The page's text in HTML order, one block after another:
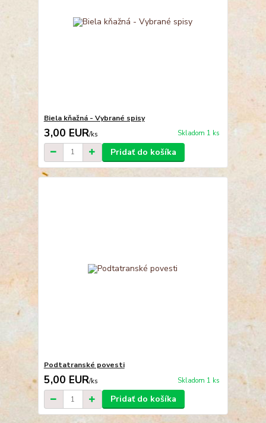
Biela kňažná - Vybrané spisy
3,00 EUR/ks Skladom 1 ks
Pridať do košíka
Podtatranské povesti
5,00 EUR/ks Skladom 1 ks
Pridať do košíka